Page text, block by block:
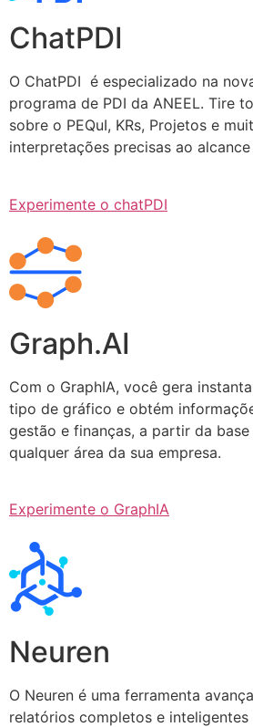
ChatPDI
O ChatPDI é especializado na
programa de PDI da ANEEL. Tire
sobre o PEQuI, KRs, Projetos e
interpretações precisas ao
Experimente o chatPDI
Graph.AI
Com o GraphIA, você gera
tipo de gráfico e obtém
gestão e finanças, a partir da
qualquer área da sua empresa.
Experimente o GraphIA
Neuren
O Neuren é uma ferramenta
relatórios completos e